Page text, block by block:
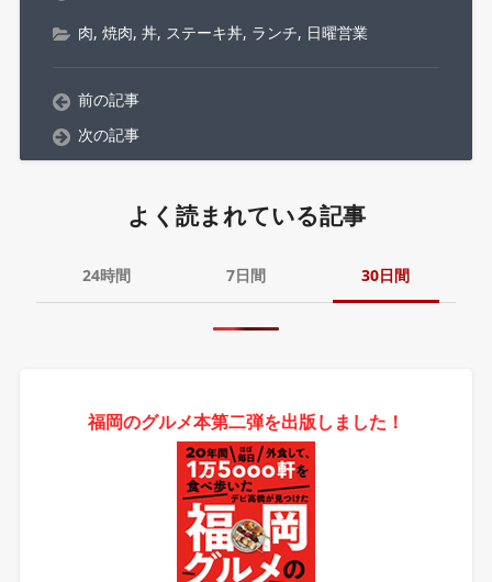
肉, 焼肉, 丼, ステーキ丼, ランチ, 日曜営業
前の記事
次の記事
よく読まれている記事
24時間 7日間 30日間
福岡のグルメ本第二弾を出版しました！